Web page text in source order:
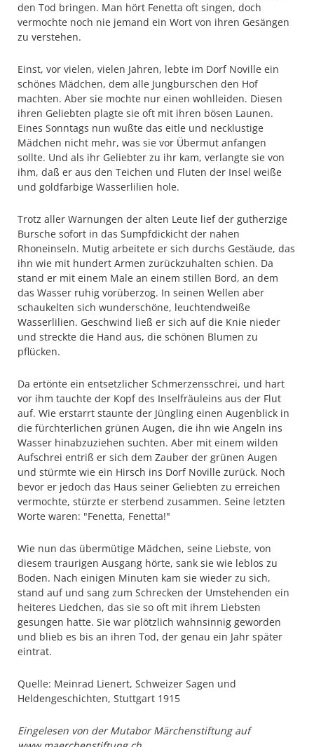
den Tod bringen. Man hört Fenetta oft singen, doch
vermochte noch nie jemand ein Wort von ihren Gesängen
zu verstehen.
Einst, vor vielen, vielen Jahren, lebte im Dorf Noville ein
schönes Mädchen, dem alle Jungburschen den Hof
machten. Aber sie mochte nur einen wohlleiden. Diesen
ihren Geliebten plagte sie oft mit ihren bösen Launen.
Eines Sonntags nun wußte das eitle und necklustige
Mädchen nicht mehr, was sie vor Übermut anfangen
sollte. Und als ihr Geliebter zu ihr kam, verlangte sie von
ihm, daß er aus den Teichen und Fluten der Insel weiße
und goldfarbige Wasserlilien hole.
Trotz aller Warnungen der alten Leute lief der gutherzige
Bursche sofort in das Sumpfdickicht der nahen
Rhoneinseln. Mutig arbeitete er sich durchs Gestäude, das
ihn wie mit hundert Armen zurückzuhalten schien. Da
stand er mit einem Male an einem stillen Bord, an dem
das Wasser ruhig vorüberzog. In seinen Wellen aber
schaukelten sich wunderschöne, leuchtendweiße
Wasserlilien. Geschwind ließ er sich auf die Knie nieder
und streckte die Hand aus, die schönen Blumen zu
pflücken.
Da ertönte ein entsetzlicher Schmerzensschrei, und hart
vor ihm tauchte der Kopf des Inselfräuleins aus der Flut
auf. Wie erstarrt staunte der Jüngling einen Augenblick in
die fürchterlichen grünen Augen, die ihn wie Angeln ins
Wasser hinabzuziehen suchten. Aber mit einem wilden
Aufschrei entriß er sich dem Zauber der grünen Augen
und stürmte wie ein Hirsch ins Dorf Noville zurück. Noch
bevor er jedoch das Haus seiner Geliebten zu erreichen
vermochte, stürzte er sterbend zusammen. Seine letzten
Worte waren: "Fenetta, Fenetta!"
Wie nun das übermütige Mädchen, seine Liebste, von
diesem traurigen Ausgang hörte, sank sie wie leblos zu
Boden. Nach einigen Minuten kam sie wieder zu sich,
stand auf und sang zum Schrecken der Umstehenden ein
heiteres Liedchen, das sie so oft mit ihrem Liebsten
gesungen hatte. Sie war plötzlich wahnsinnig geworden
und blieb es bis an ihren Tod, der genau ein Jahr später
eintrat.
Quelle: Meinrad Lienert, Schweizer Sagen und
Heldengeschichten, Stuttgart 1915
Eingelesen von der Mutabor Märchenstiftung auf